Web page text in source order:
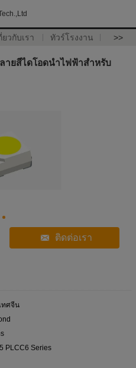
ยวกับเรา ทัวร์โรงงาน >>
ายสีไดโอดนำไฟฟ้าสำหรับ
ติดต่อเรา
ทศจีน
PLCC6 Series